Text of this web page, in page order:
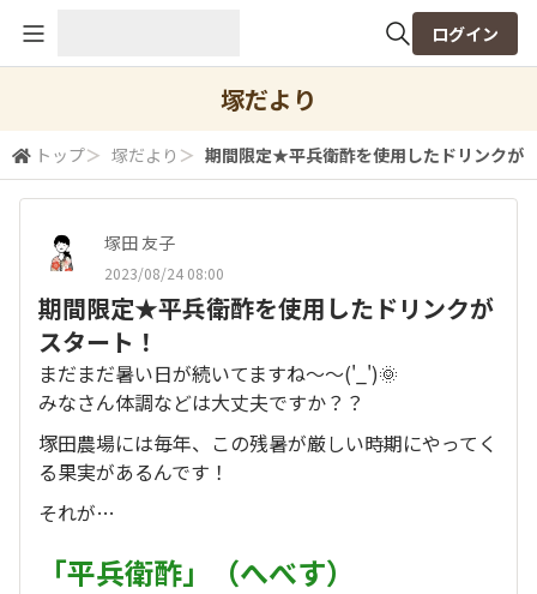
検索
ログイン
塚だより
トップ＞ 塚だより ＞ 期間限定★平兵衛酢を使用したドリンクが
塚田 友子
2023/08/24 08:00
期間限定★平兵衛酢を使用したドリンクが
スタート！
まだまだ暑い日が続いてますね～～('_')🌞
みなさん体調などは大丈夫ですか？？
塚田農場には毎年、この残暑が厳しい時期にやってく
る果実があるんです！
それが…
「平兵衛酢」（へべす）